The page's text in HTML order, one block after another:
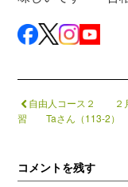
自由人コース２ ２
習 Taさん（113-2）
コメントを残す